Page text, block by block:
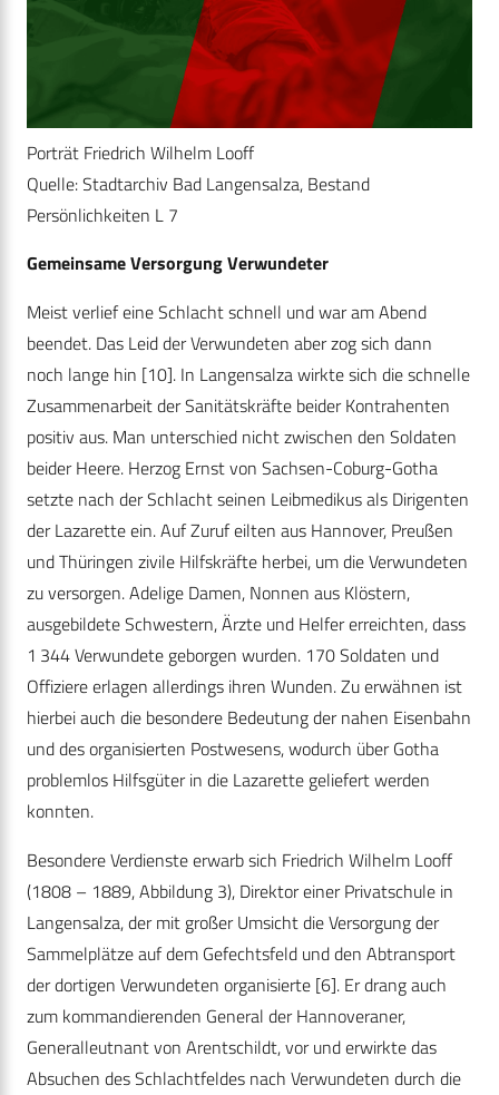
Porträt Friedrich Wilhelm Looff
Quelle: Stadtarchiv Bad Langensalza, Bestand
Persönlichkeiten L 7
Gemeinsame Versorgung Verwundeter
Meist verlief eine Schlacht schnell und war am Abend
beendet. Das Leid der Verwundeten aber zog sich dann
noch lange hin [10]. In Langensalza wirkte sich die schnelle
Zusammenarbeit der Sanitätskräfte beider Kontrahenten
positiv aus. Man unterschied nicht zwischen den Soldaten
beider Heere. Herzog Ernst von Sachsen-Coburg-Gotha
setzte nach der Schlacht seinen Leibmedikus als Dirigenten
der Lazarette ein. Auf Zuruf eilten aus Hannover, Preußen
und Thüringen zivile Hilfskräfte herbei, um die Verwundeten
zu versorgen. Adelige Damen, Nonnen aus Klöstern,
ausgebildete Schwestern, Ärzte und Helfer erreichten, dass
1 344 Verwundete geborgen wurden. 170 Soldaten und
Offiziere erlagen allerdings ihren Wunden. Zu erwähnen ist
hierbei auch die besondere Bedeutung der nahen Eisenbahn
und des organisierten Postwesens, wodurch über Gotha
problemlos Hilfsgüter in die Lazarette geliefert werden
konnten.
Besondere Verdienste erwarb sich Friedrich Wilhelm Looff
(1808 – 1889, Abbildung 3), Direktor einer Privatschule in
Langensalza, der mit großer Umsicht die Versorgung der
Sammelplätze auf dem Gefechtsfeld und den Abtransport
der dortigen Verwundeten organisierte [6]. Er drang auch
zum kommandierenden General der Hannoveraner,
Generalleutnant von Arentschildt, vor und erwirkte das
Absuchen des Schlachtfeldes nach Verwundeten durch die